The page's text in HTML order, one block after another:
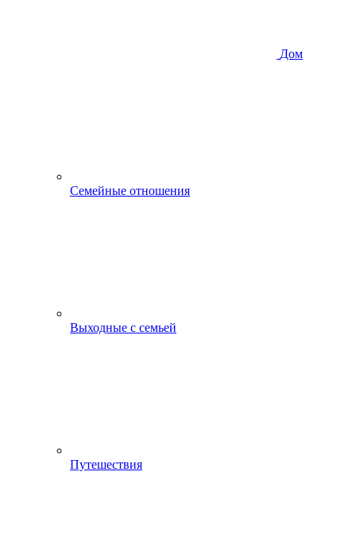
Дом
Семейные отношения
Выходные с семьей
Путешествия